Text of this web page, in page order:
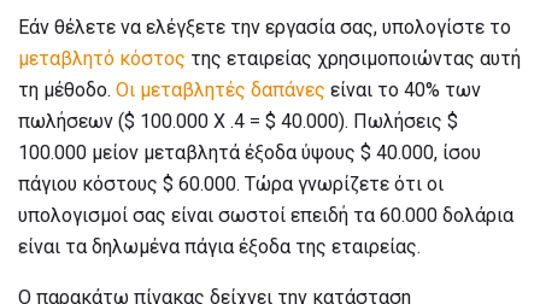
Εάν θέλετε να ελέγξετε την εργασία σας, υπολογίστε το
μεταβλητό κόστος της εταιρείας χρησιμοποιώντας αυτή
τη μέθοδο. Οι μεταβλητές δαπάνες είναι το 40% των
πωλήσεων ($ 100.000 X .4 = $ 40.000). Πωλήσεις $
100.000 μείον μεταβλητά έξοδα ύψους $ 40.000, ίσου
πάγιου κόστους $ 60.000. Τώρα γνωρίζετε ότι οι
υπολογισμοί σας είναι σωστοί επειδή τα 60.000 δολάρια
είναι τα δηλωμένα πάγια έξοδα της εταιρείας.
Ο παρακάτω πίνακας δείχνει την κατάσταση